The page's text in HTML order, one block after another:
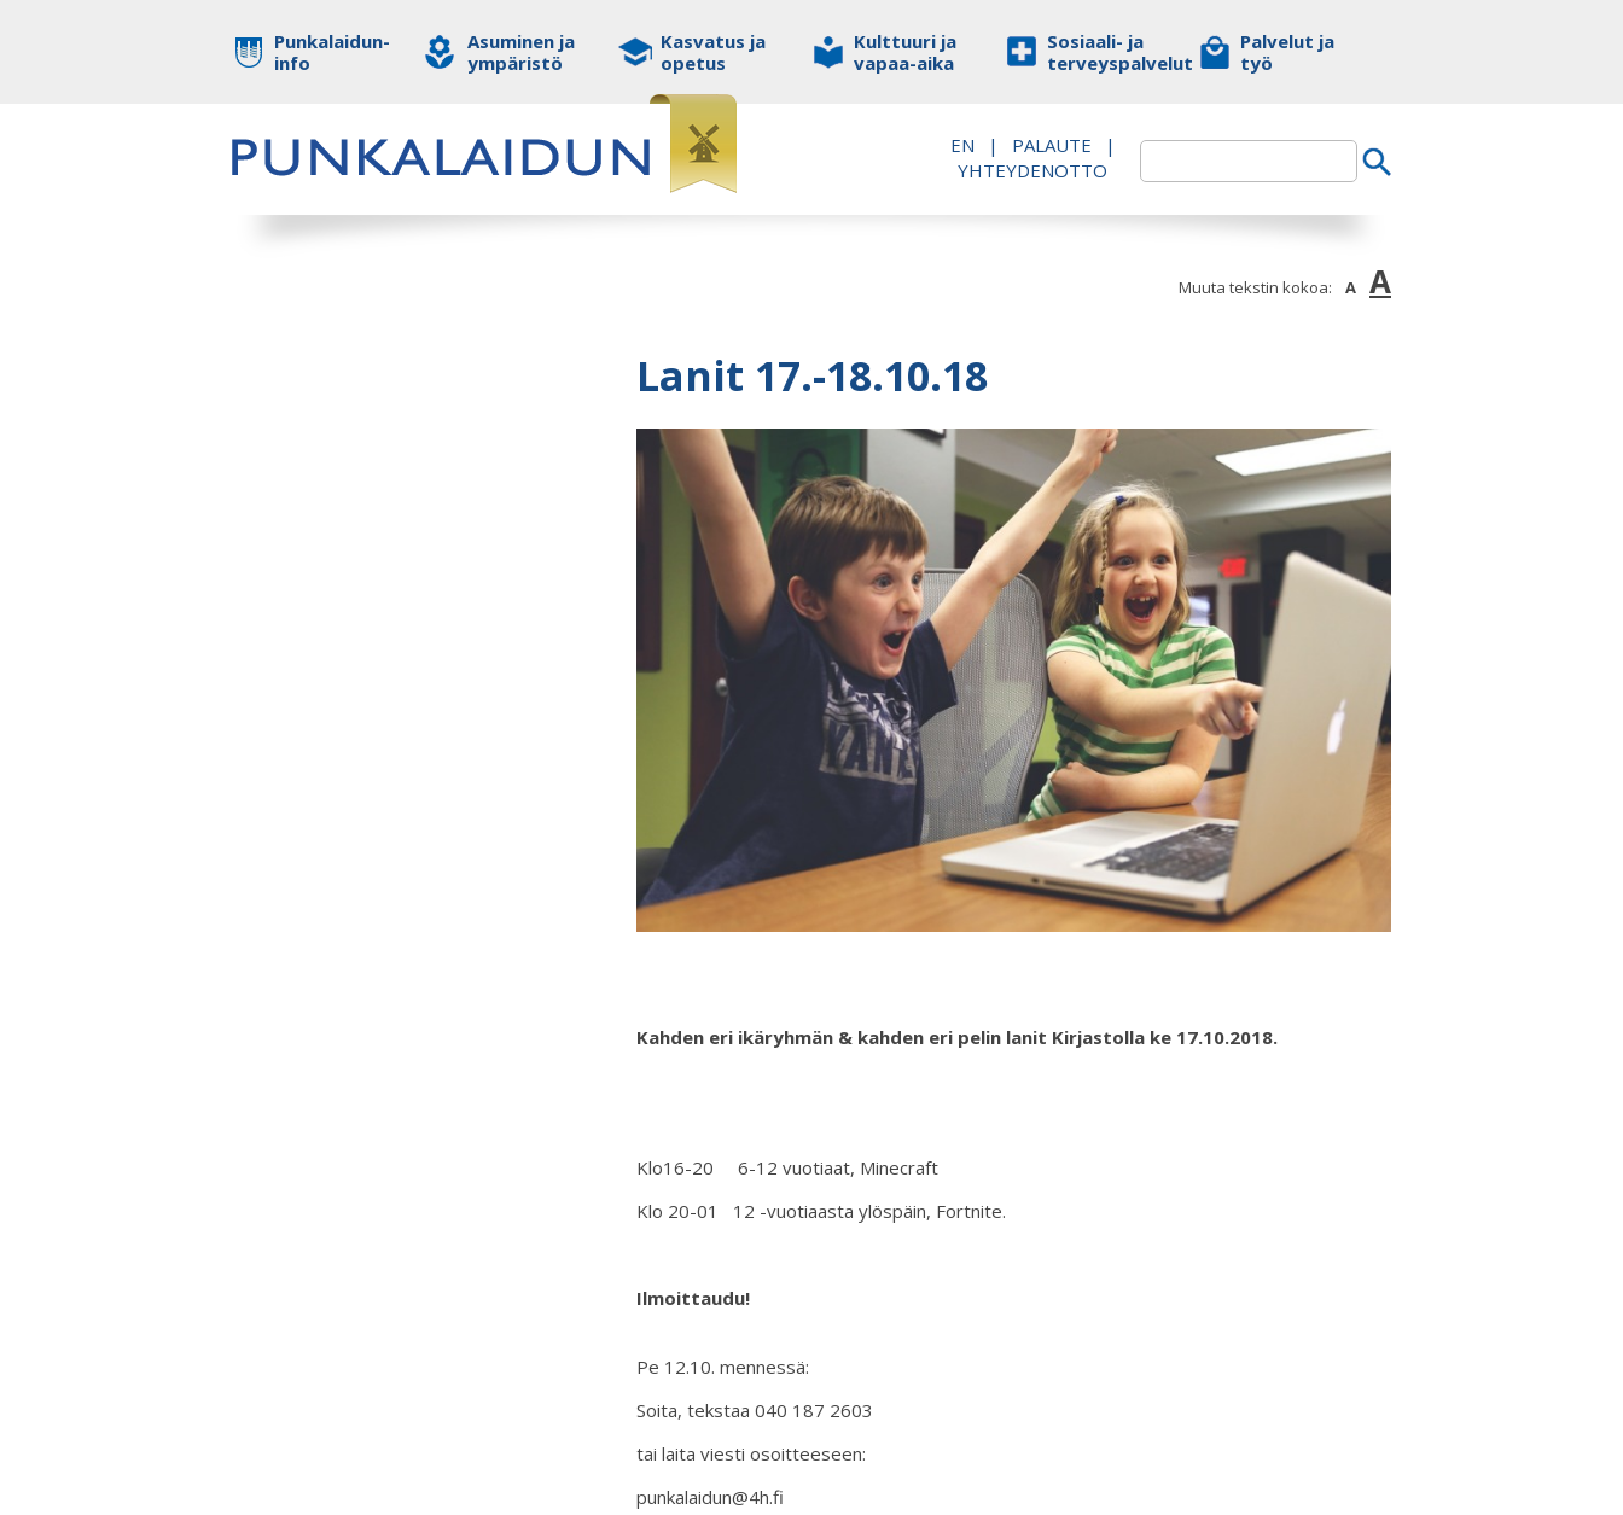
Punkalaidun-
info
Asuminen ja
ympäristö
Kasvatus ja
opetus
Kulttuuri ja
vapaa-aika
Sosiaali- ja
terveyspalvelut
Palvelut ja
työ
EN | PALAUTE
|
YHTEYDENOTTO
Muuta tekstin kokoa: A A
Lanit 17.-18.10.18
Kahden eri ikäryhmän & kahden eri pelin lanit Kirjastolla ke 17.10.2018.
Klo16-20 6-12 vuotiaat, Minecraft
Klo 20-01 12 -vuotiaasta ylöspäin, Fortnite.
Ilmoittaudu!
Pe 12.10. mennessä:
Soita, tekstaa 040 187 2603
tai laita viesti osoitteeseen:
punkalaidun@4h.fi